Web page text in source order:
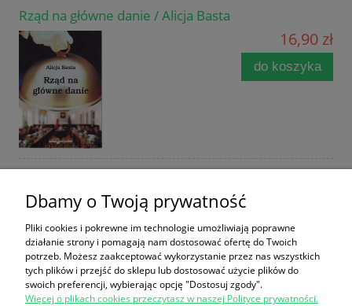
Rząd na główne danie / Alicja Basta
16,90 zł
do koszyka
Prosto z Sejmu / Czesław Ryszka
14,90 zł
do koszyka
Dbamy o Twoją prywatność
Pliki cookies i pokrewne im technologie umożliwiają poprawne
działanie strony i pomagają nam dostosować ofertę do Twoich
potrzeb. Możesz zaakceptować wykorzystanie przez nas wszystkich
tych plików i przejść do sklepu lub dostosować użycie plików do
swoich preferencji, wybierając opcję "Dostosuj zgody".
Więcej o plikach cookies przeczytasz w naszej Polityce prywatności.